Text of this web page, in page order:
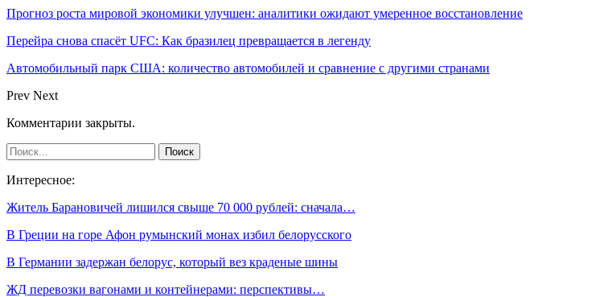
Прогноз роста мировой экономики улучшен: аналитики ожидают умеренное восстановление
Перейра снова спасёт UFC: Как бразилец превращается в легенду
Автомобильный парк США: количество автомобилей и сравнение с другими странами
Prev Next
Комментарии закрыты.
Интересное:
Житель Барановичей лишился свыше 70 000 рублей: сначала…
В Греции на горе Афон румынский монах избил белорусского
В Германии задержан белорус, который вез краденые шины
ЖД перевозки вагонами и контейнерами: перспективы…